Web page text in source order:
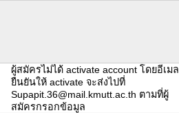
ผู้สมัครไม่ได้ activate account โดยอีเมล
ยืนยันให้ activate จะส่งไปที่
Supapit.36@mail.kmutt.ac.th ตามที่ผู้
สมัครกรอกข้อมูล